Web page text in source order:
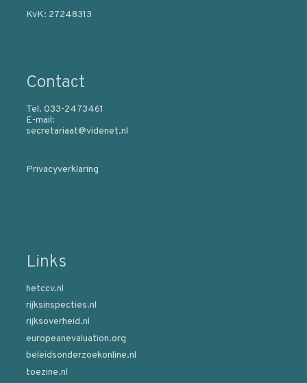
KvK: 27248313
Contact
Tel. 033-2473461
E-mail:
secretariaat@videnet.nl
Privacyverklaring
Links
hetccv.nl
rijksinspecties.nl
rijksoverheid.nl
europeanevaluation.org
beleidsonderzoekonline.nl
toezine.nl